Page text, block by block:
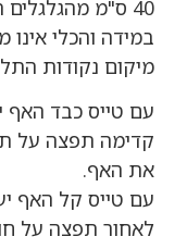
40 ס"מ מהגלגלים האחוריים.
במידה והכלי אינו
מיקום נקודות
עם טייס כבד האף
קדימה תפצה על
את האף.
עם טייס קל האף
לאחור תפצה על